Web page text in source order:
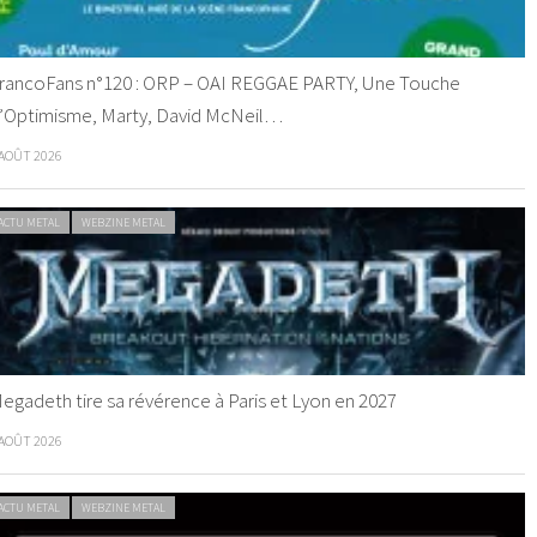
n°120 : ORP – OAI REGGAE PARTY, Une Touche
Marty, David McNeil…
2026
METAL WEBZINE METAL
tire sa révérence à Paris et Lyon en 2027
2026
METAL WEBZINE METAL